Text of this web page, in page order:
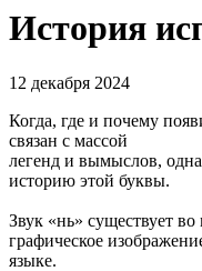
История
12 декабря 2024
Когда, где и почему
связан с массой
легенд и вымыслов,
историю этой буквы.
Звук «нь» существует
графическое
языке.